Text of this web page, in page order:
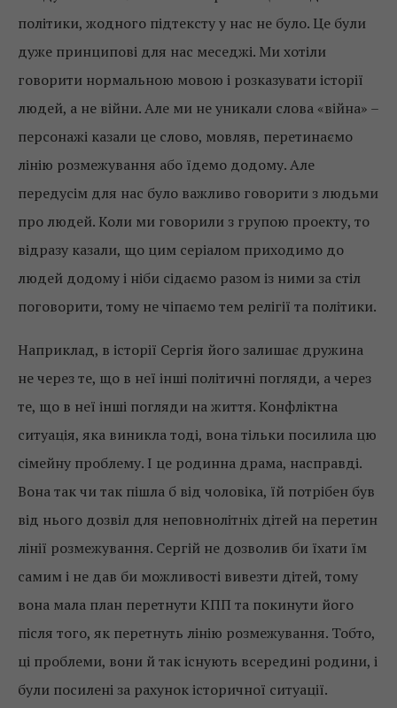
політики, жодного підтексту у нас не було. Це були
дуже принципові для нас меседжі. Ми хотіли
говорити нормальною мовою і розказувати історії
людей, а не війни. Але ми не уникали слова «війна» –
персонажі казали це слово, мовляв, перетинаємо
лінію розмежування або їдемо додому. Але
передусім для нас було важливо говорити з людьми
про людей. Коли ми говорили з групою проекту, то
відразу казали, що цим серіалом приходимо до
людей додому і ніби сідаємо разом із ними за стіл
поговорити, тому не чіпаємо тем релігії та політики.
Наприклад, в історії Сергія його залишає дружина
не через те, що в неї інші політичні погляди, а через
те, що в неї інші погляди на життя. Конфліктна
ситуація, яка виникла тоді, вона тільки посилила цю
сімейну проблему. І це родинна драма, насправді.
Вона так чи так пішла б від чоловіка, їй потрібен був
від нього дозвіл для неповнолітніх дітей на перетин
лінії розмежування. Сергій не дозволив би їхати їм
самим і не дав би можливості вивезти дітей, тому
вона мала план перетнути КПП та покинути його
після того, як перетнуть лінію розмежування. Тобто,
ці проблеми, вони й так існують всередині родини, і
були посилені за рахунок історичної ситуації.